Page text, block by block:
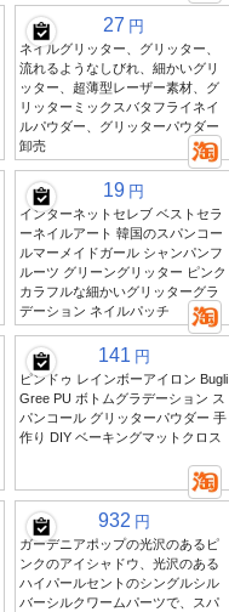
27 円
ネイルグリッター、グリッター、
流れるようなしびれ、細かいグリ
ッター、超薄型レーザー素材、グ
リッターミックスバタフライネイ
ルパウダー、グリッターパウダー
卸売
19 円
インターネットセレブ ベストセラ
ーネイルアート 韓国のスパンコー
ルマーメイドガール シャンパンフ
ルーツ グリーングリッター ピンク
カラフルな細かいグリッターグラ
デーション ネイルパッチ
141 円
ピンドゥ レインボーアイロン Bugli
Gree PU ボトムグラデーション ス
パンコール グリッターパウダー 手
作り DIY ベーキングマットクロス
932 円
ガーデニアポップの光沢のあるピ
ンクのアイシャドウ、光沢のある
ハイパールセントのシングルシル
バーシルクワームパーツで、スパ